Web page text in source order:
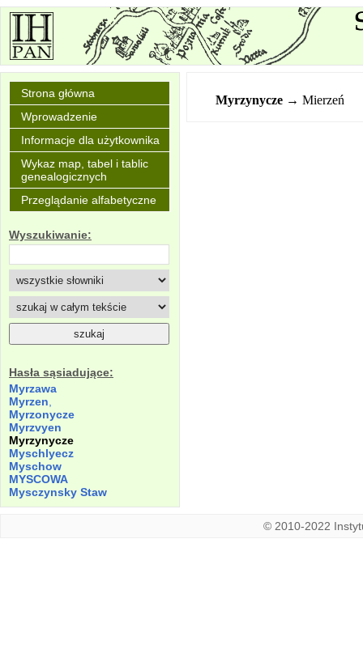
Strona główna
Wprowadzenie
Informacje dla użytkownika
Wykaz map, tabel i tablic
genealogicznych
Przeglądanie alfabetyczne
Wyszukiwanie:
Hasła sąsiadujące:
Myrzawa
Myrzen
Myrzonycze
Myrzvyen
Myrzynycze
Myschlyecz
Myschow
MYSCOWA
Mysczynsky Staw
Myrzynycze → Mierzeń
© 2010-2022